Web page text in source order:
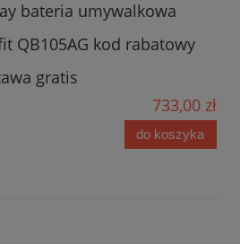
bateria umywalkowa
QB105AG kod rabatowy
gratis
733,00 zł
do koszyka